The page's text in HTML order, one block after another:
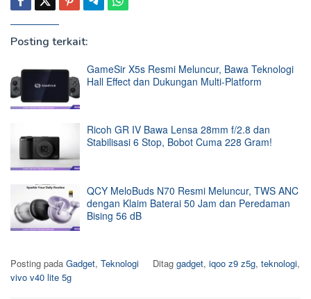
Posting terkait:
GameSir X5s Resmi Meluncur, Bawa Teknologi
Hall Effect dan Dukungan Multi-Platform
Ricoh GR IV Bawa Lensa 28mm f/2.8 dan
Stabilisasi 6 Stop, Bobot Cuma 228 Gram!
QCY MeloBuds N70 Resmi Meluncur, TWS ANC
dengan Klaim Baterai 50 Jam dan Peredaman
Bising 56 dB
Posting pada Gadget, Teknologi Ditag gadget, iqoo z9 z5g, teknologi,
vivo v40 lite 5g